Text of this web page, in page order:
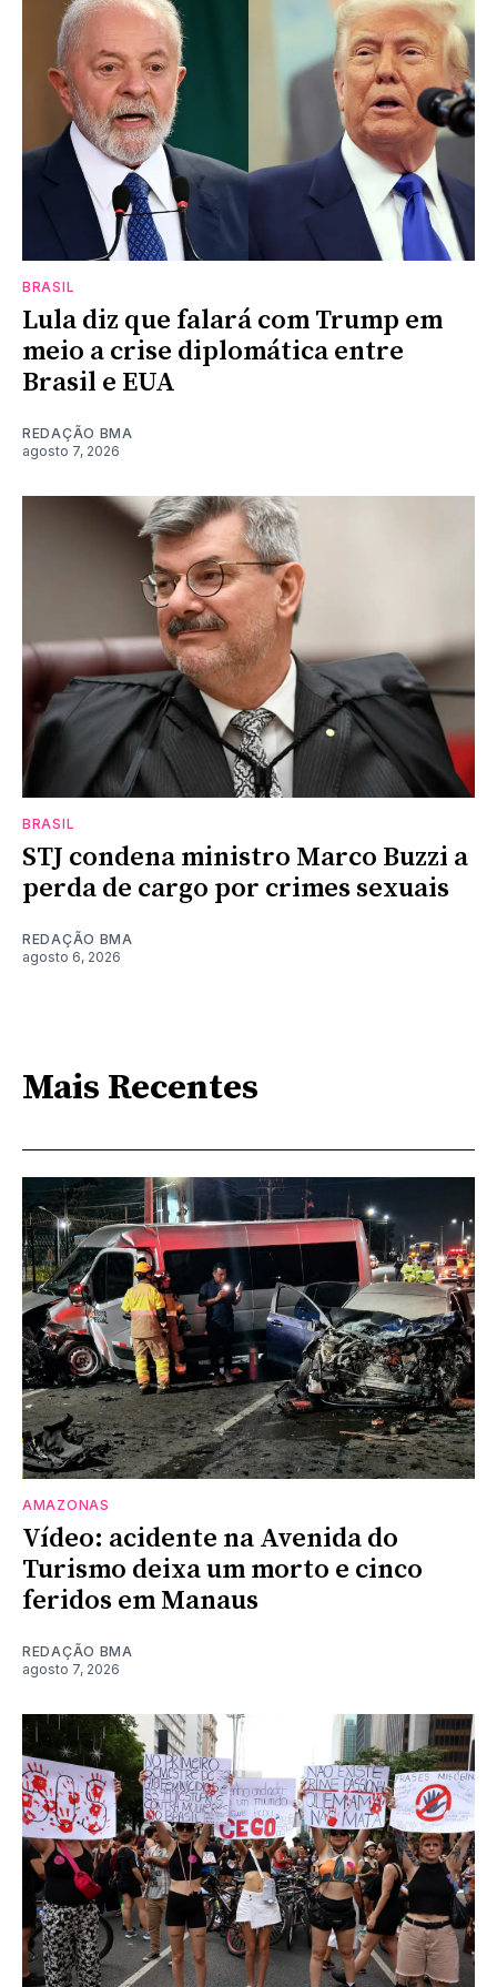
BRASIL
Lula diz que falará com Trump em
meio a crise diplomática entre
Brasil e EUA
REDAÇÃO BMA
agosto 7, 2026
BRASIL
STJ condena ministro Marco Buzzi a
perda de cargo por crimes sexuais
REDAÇÃO BMA
agosto 6, 2026
Mais Recentes
AMAZONAS
Vídeo: acidente na Avenida do
Turismo deixa um morto e cinco
feridos em Manaus
REDAÇÃO BMA
agosto 7, 2026